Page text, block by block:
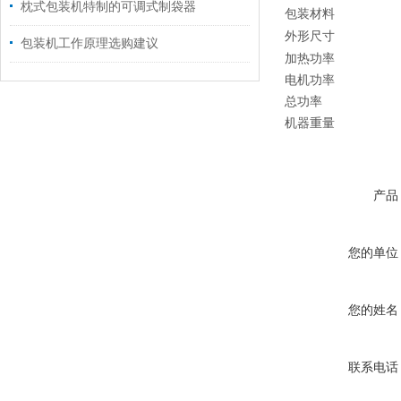
枕式包装机特制的可调式制袋器
包装机工作原理选购建议
包装材料
外形尺寸
加热功率
电机功率
总功率
机器重量
产品
您的单位
您的姓名
联系电话